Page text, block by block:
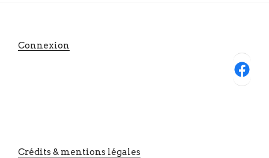
Connexion
Facebook
Crédits & mentions légales